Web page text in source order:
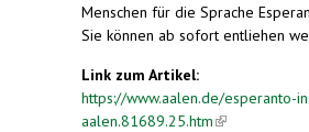
Menschen für die Sprache
Sie können ab sofort entliehen
Link zum Artikel:
https://www.aalen.de/esperanto-
aalen.81689.25.htm(link is external)